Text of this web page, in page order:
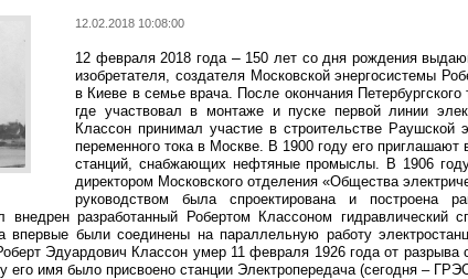
12.02.2018 10:08:00
12 февраля 2018 года – 150 лет со дня рождения
изобретателя, создателя Московской энергосистемы
в Киеве в семье врача. После окончания
где участвовал в монтаже и пуске первой линии
Классон принимал участие в строительстве Раушской
переменного тока в Москве. В 1900 году его
станций, снабжающих нефтяные промыслы. В 1906
директором Московского отделения «Общества
руководством была спроектирована и построена
внедрен разработанный Робертом Классоном
впервые были соединены на параллельную работу
Эдуардович Классон умер 11 февраля 1926 года от
его имя было присвоено станции Электропередача (сегодня –